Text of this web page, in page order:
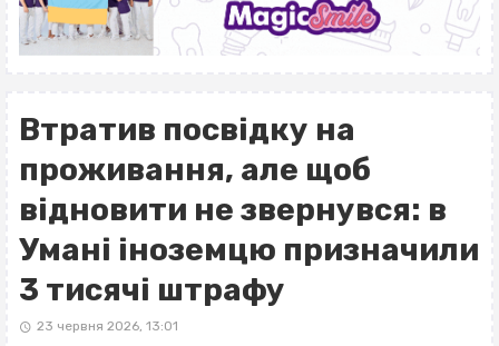
Втратив посвідку на
проживання, але щоб
відновити не звернувся: в
Умані іноземцю призначили
3 тисячі штрафу
23 червня 2026, 13:01